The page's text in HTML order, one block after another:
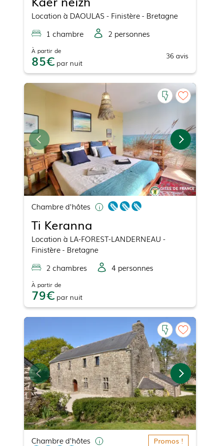
Location à DAOULAS - Finistère - Bretagne
1 chambre 2 personnes
À partir de
85 par nuit
36 avis
Chambre d'hôtes
Ti Keranna
Location à LA-FOREST-LANDERNEAU -
Finistère - Bretagne
2 chambres 4 personnes
À partir de
79 par nuit
Chambre d'hôtes Promos !